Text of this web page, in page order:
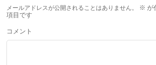
メールアドレスが公開されることはありません。 ※ が
項目です
コメント